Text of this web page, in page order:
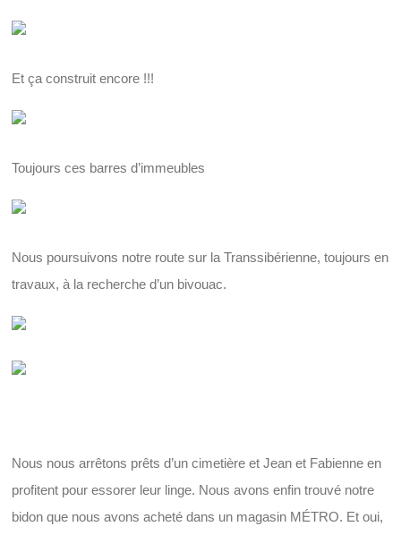
Et ça construit encore !!!
Toujours ces barres d’immeubles
Nous poursuivons notre route sur la Transsibérienne, toujours en
travaux, à la recherche d’un bivouac.
Nous nous arrêtons prêts d’un cimetière et Jean et Fabienne en
profitent pour essorer leur linge. Nous avons enfin trouvé notre
bidon que nous avons acheté dans un magasin MÉTRO. Et oui,